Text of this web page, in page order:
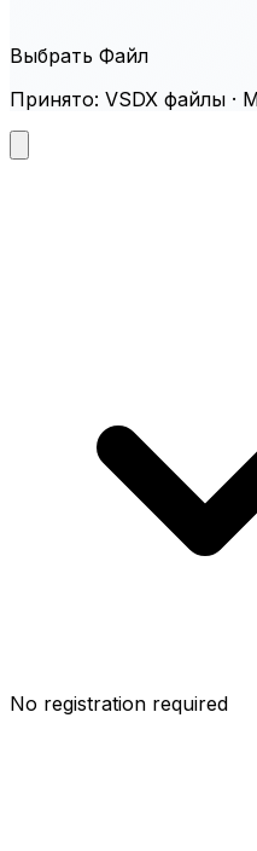
Выбрать Файл
Принято: VSDX файлы ·
No registration required